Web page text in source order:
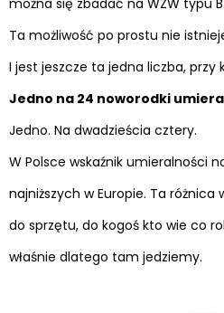
Ta możliwość po prostu nie
I jest jeszcze ta jedna liczba, przy
Jedno na 24 noworodki
Jedno. Na dwadzieścia cztery.
W Polsce wskaźnik umieralności
najniższych w Europie. Ta
do sprzętu, do kogoś kto wie co
właśnie dlatego tam jedziemy.